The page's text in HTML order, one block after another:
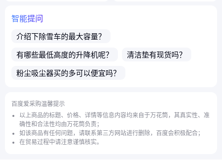
智能提问
介绍下除雪车的最大容量？
有哪些最低高度的升降机呢？ 清洁垫有现货吗？
粉尘吸尘器买的多可以便宜吗？
洗地机的包装可以定制吗？
清雪车的功率可以定制吗？
百度爱采购温馨提示
以上商品的标题、价格、详情等信息内容均来自于万花筒，其真实性、准
确性和合法性均由万花筒负责；
如该商品有任何问题，请联系第三方网站进行删除，百度会积极配合；
在贸易过程中请注意谨慎核实。